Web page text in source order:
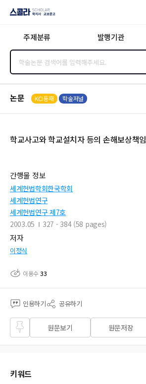
지사·교보문고
주제분류 발행기관
논문 KCI등재 학술저널
학교사고와 학교설치자 등의 손해보상책임
간행물 정보
세계헌법학회한국학회
세계헌법연구
세계헌법연구 제7호
2003.05
327 - 384 (58 pages)
저자
이정식
이용수33
인용하기 공유하기
즐겨
찾기
원문보기 원문저장
키워드